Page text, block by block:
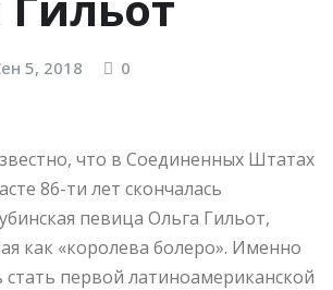
5, 2018 0
что в Соединенных Штатах
86-ти лет скончалась
певица Ольга Гильот,
как «королева болеро». Именно
стать первой латиноамериканской